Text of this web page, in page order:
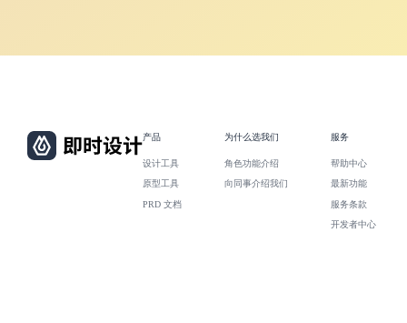
产品
设计工具
原型工具
PRD 文档
为什么选我们
角色功能介绍
向同事介绍我们
服务
帮助中心
最新功能
服务条款
开发者中心